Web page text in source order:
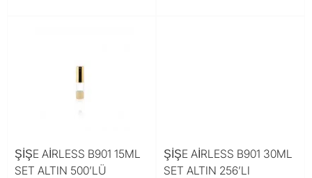
ŞİŞE AİRLESS B901 15ML
SET ALTIN 500’LÜ
ŞİŞE AİRLESS B901 30ML
SET ALTIN 256’LI